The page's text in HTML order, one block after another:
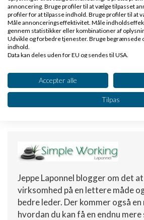
Få besked når Jep
Skriv dig op
Jeppe Laponnel blogger om det
virksomhed på en lettere måde
bedre leder. Der kommer også
hvordan du kan få en endnu
annoncering. Bruge profiler til at vælge tilpasset
profiler for at tilpasse indhold. Bruge profiler til at
Måle annonceringseffektivitet. Måle
gennem statistikker eller kombinationer af
Udvikle og forbedre tjenester. Bruge begrænsede
indhold.
Data kan deles uden for EU og sendes til USA.
Se partnerliste (2 IAB-leverandører)
Vi bruger dine data til følgende formål:
IAB's behandlingsformål:
Bruge begrænsede oplysninger til at
annoncering
Oprette profiler til tilpasset
Bruge profiler til at vælge tilpasset
annoncering
Accepter alle
Tilpas